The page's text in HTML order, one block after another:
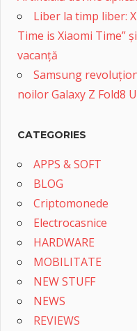
Liber la timp liber:
Time is Xiaomi Time”
vacanță
Samsung
noilor Galaxy Z Fold8
CATEGORIES
APPS & SOFT
BLOG
Criptomonede
Electrocasnice
HARDWARE
MOBILITATE
NEW STUFF
NEWS
REVIEWS